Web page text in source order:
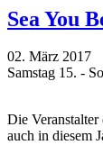
Sea You
02. März 2017
Samstag 15. -
Die
auch in diesem